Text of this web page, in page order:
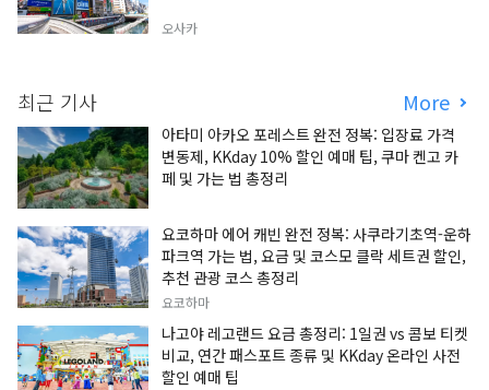
오사카
최근 기사 More
아타미 아카오 포레스트 완전 정복: 입장료 가격
변동제, KKday 10% 할인 예매 팁, 쿠마 켄고 카
페 및 가는 법 총정리
요코하마 에어 캐빈 완전 정복: 사쿠라기초역-운하
파크역 가는 법, 요금 및 코스모 클락 세트권 할인,
추천 관광 코스 총정리
요코하마
나고야 레고랜드 요금 총정리: 1일권 vs 콤보 티켓
비교, 연간 패스포트 종류 및 KKday 온라인 사전
할인 예매 팁